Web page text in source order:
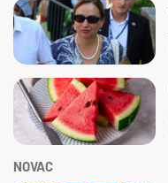
NOVAC